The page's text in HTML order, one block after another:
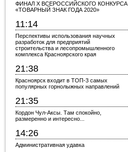
ФИНАЛ X ВСЕРОССИЙСКОГО КОНКУРСА
«ТОВАРНЫЙ ЗНАК ГОДА 2020»
11:14
Перспективы использования научных
разработок для предприятий
строительства и лесопромышленного
комплекса Красноярского края
21:38
Красноярск входит в ТОП-3 самых
популярных горнолыжных направлений
21:35
Кордон Чул-Аксы. Там спокойно,
размеренно и интересно...
14:26
Административная удавка